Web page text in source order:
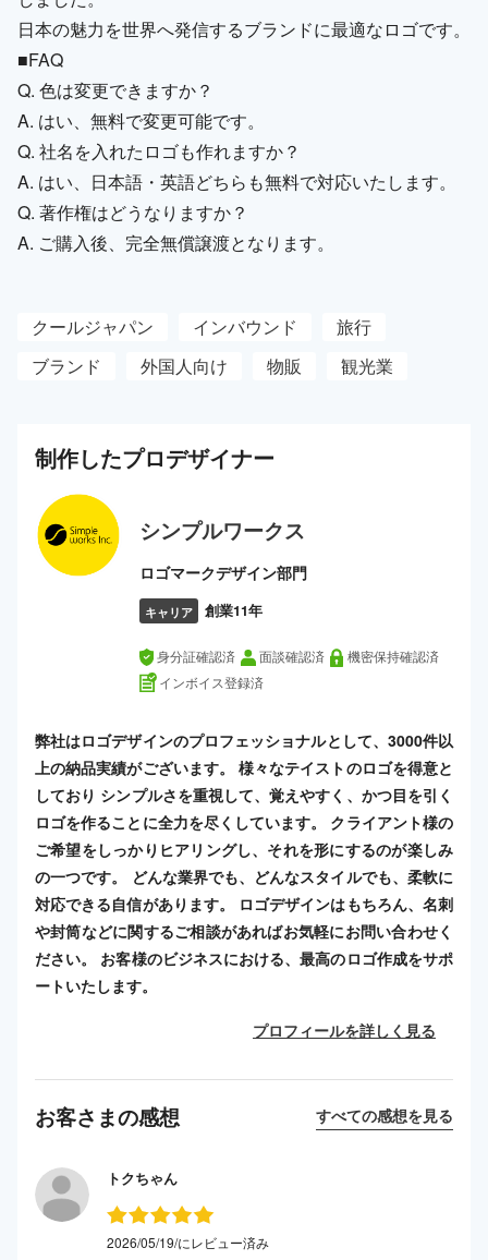
日本の魅力を世界へ発信するブランドに最適なロゴです。
■FAQ
Q. 色は変更できますか？
A. はい、無料で変更可能です。
Q. 社名を入れたロゴも作れますか？
A. はい、日本語・英語どちらも無料で対応いたします。
Q. 著作権はどうなりますか？
A. ご購入後、完全無償譲渡となります。
クールジャパン インバウンド
旅行
ブランド
外国人向け 物販 観光業
制作したプロデザイナー
シンプルワークス
ロゴマークデザイン部門
キャリア 創業11年
身分証確認済 面談確認済
機密保持確認済
インボイス登録済
弊社はロゴデザインのプロフェッショナルとして、3000件以
上の納品実績がございます。 様々なテイストのロゴを得意と
しており シンプルさを重視して、覚えやすく、かつ目を引く
ロゴを作ることに全力を尽くしています。 クライアント様の
ご希望をしっかりヒアリングし、それを形にするのが楽しみ
の一つです。 どんな業界でも、どんなスタイルでも、柔軟に
対応できる自信があります。 ロゴデザインはもちろん、名刺
や封筒などに関するご相談があればお気軽にお問い合わせく
ださい。 お客様のビジネスにおける、最高のロゴ作成をサポ
ートいたします。
プロフィールを詳しく見る
お客さまの感想 すべての感想を見る
トクちゃん
2026/05/19/にレビュー済み